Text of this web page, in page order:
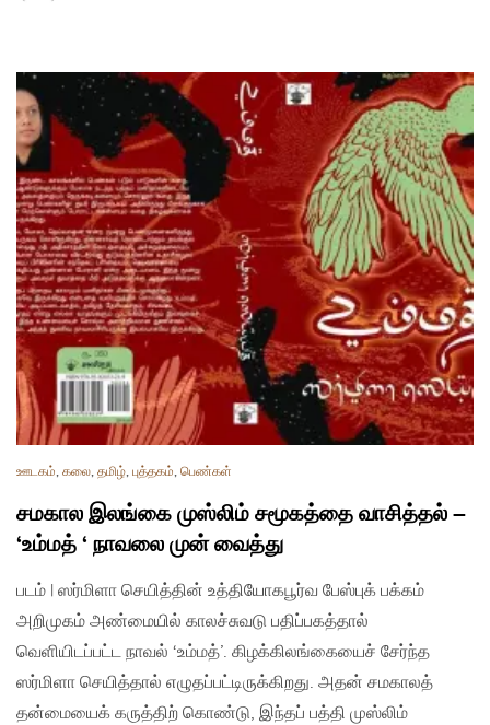
ஊடகம், கலை, தமிழ், புத்தகம், பெண்கள்
சமகால இலங்கை முஸ்லிம் சமூகத்தை வாசித்தல் –
‘உம்மத் ‘ நாவலை முன் வைத்து
படம் | ஸர்மிளா செயித்தின் உத்தியோகபூர்வ பேஸ்புக் பக்கம்
அறிமுகம் அண்மையில் காலச்சுவடு பதிப்பகத்தால்
வெளியிடப்பட்ட நாவல் ‘உம்மத்’. கிழக்கிலங்கையைச் சேர்ந்த
ஸர்மிளா செயித்தால் எழுதப்பட்டிருக்கிறது. அதன் சமகாலத்
தன்மையைக் கருத்திற் கொண்டு, இந்தப் பத்தி முஸ்லிம்